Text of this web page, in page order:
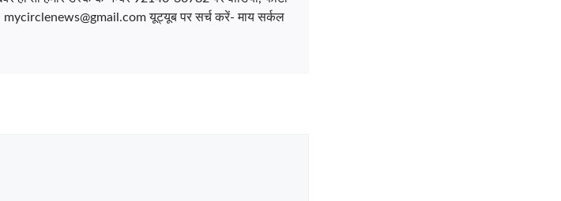
यूट्यूब पर सर्च करें- माय सर्कल